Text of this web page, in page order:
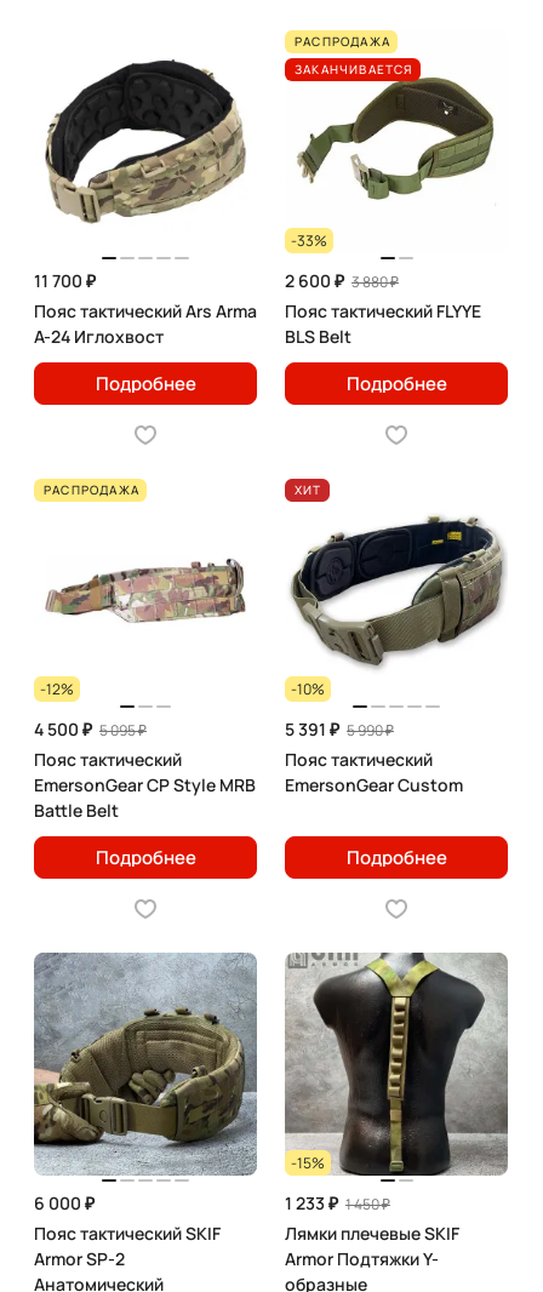
11 700 ₽
Пояс тактический Ars Arma
A-24 Иглохвост
Подробнее
РАСПРОДАЖА
ЗАКАНЧИВАЕТСЯ
-33%
2 600 ₽ 3 880 ₽
Пояс тактический FLYYE
BLS Belt
Подробнее
РАСПРОДАЖА
-12%
4 500 ₽ 5 095 ₽
Пояс тактический
EmersonGear CP Style MRB
Battle Belt
Подробнее
ХИТ
-10%
5 391 ₽ 5 990 ₽
Пояс тактический
EmersonGear Custom
Подробнее
6 000 ₽
Пояс тактический SKIF
Armor SP-2
Анатомический
-15%
1 233 ₽ 1 450 ₽
Лямки плечевые SKIF
Armor Подтяжки Y-
образные